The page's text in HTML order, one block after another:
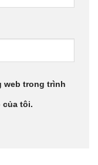
web trong trình
của tôi.